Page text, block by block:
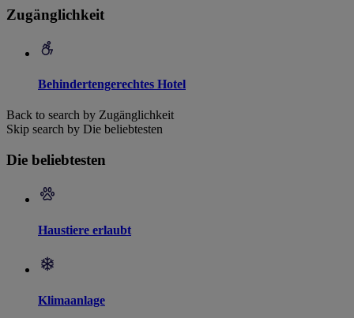
Zugänglichkeit
Behindertengerechtes Hotel
Back to search by Zugänglichkeit
Skip search by Die beliebtesten
Die beliebtesten
Haustiere erlaubt
Klimaanlage